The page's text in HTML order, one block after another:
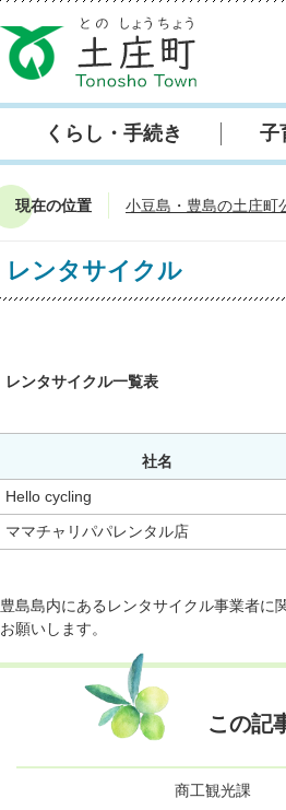
くらし・手続き 子
現在の位置 小豆島・豊島の土庄町
レンタサイクル
レンタサイクル一覧表
社名
Hello cycling
ママチャリパパレンタル店
豊島島内にあるレンタサイクル事業者に
お願いします。
この記
商工観光課